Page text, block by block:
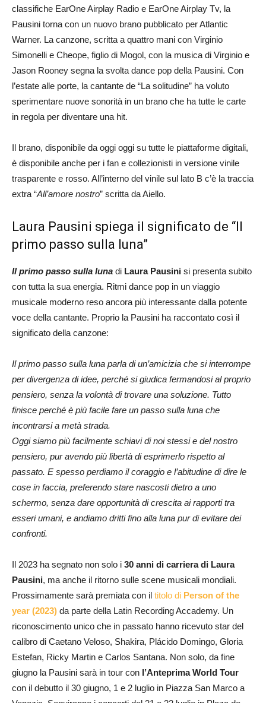
classifiche EarOne Airplay Radio e EarOne Airplay Tv, la
Pausini torna con un nuovo brano pubblicato per Atlantic
Warner. La canzone, scritta a quattro mani con Virginio
Simonelli e Cheope, figlio di Mogol, con la musica di Virginio e
Jason Rooney segna la svolta dance pop della Pausini. Con
l’estate alle porte, la cantante de “La solitudine” ha voluto
sperimentare nuove sonorità in un brano che ha tutte le carte
in regola per diventare una hit.
Il brano, disponibile da oggi oggi su tutte le piattaforme digitali,
è disponibile anche per i fan e collezionisti in versione vinile
trasparente e rosso. All’interno del vinile sul lato B c’è la traccia
extra “All’amore nostro” scritta da Aiello.
Laura Pausini spiega il significato de “Il
primo passo sulla luna”
Il primo passo sulla luna di Laura Pausini si presenta subito
con tutta la sua energia. Ritmi dance pop in un viaggio
musicale moderno reso ancora più interessante dalla potente
voce della cantante. Proprio la Pausini ha raccontato così il
significato della canzone:
Il primo passo sulla luna parla di un’amicizia che si interrompe
per divergenza di idee, perché si giudica fermandosi al proprio
pensiero, senza la volontà di trovare una soluzione. Tutto
finisce perché è più facile fare un passo sulla luna che
incontrarsi a metà strada.
Oggi siamo più facilmente schiavi di noi stessi e del nostro
pensiero, pur avendo più libertà di esprimerlo rispetto al
passato. E spesso perdiamo il coraggio e l’abitudine di dire le
cose in faccia, preferendo stare nascosti dietro a uno
schermo, senza dare opportunità di crescita ai rapporti tra
esseri umani, e andiamo dritti fino alla luna pur di evitare dei
confronti.
Il 2023 ha segnato non solo i 30 anni di carriera di Laura
Pausini, ma anche il ritorno sulle scene musicali mondiali.
Prossimamente sarà premiata con il titolo di Person of the
year (2023) da parte della Latin Recording Accademy. Un
riconoscimento unico che in passato hanno ricevuto star del
calibro di Caetano Veloso, Shakira, Plácido Domingo, Gloria
Estefan, Ricky Martin e Carlos Santana. Non solo, da fine
giugno la Pausini sarà in tour con l’Anteprima World Tour
con il debutto il 30 giugno, 1 e 2 luglio in Piazza San Marco a